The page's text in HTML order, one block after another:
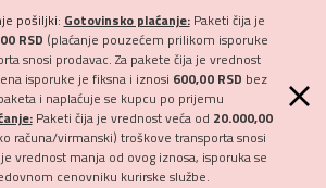
pošiljki: Gotovinsko plaćanje:Paketi čija je
RSD (plaćanje pouzećem prilikom isporuke
snosi prodavac. Za pakete čija je vrednost
isporuke je fiksna i iznosi 600,00 RSD bez
i naplaćuje se kupcu po prijemu
Paketi čija je vrednost veća od 20.000,00
računa/virmanski) troškove transporta snosi
vrednost manja od ovog iznosa, isporuka se
cenovniku kurirske službe.